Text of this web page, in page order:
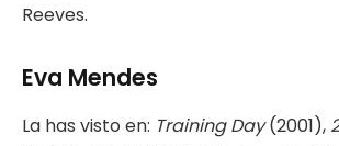
Reeves.
Eva Mendes
La has visto en: Training Day(2001),